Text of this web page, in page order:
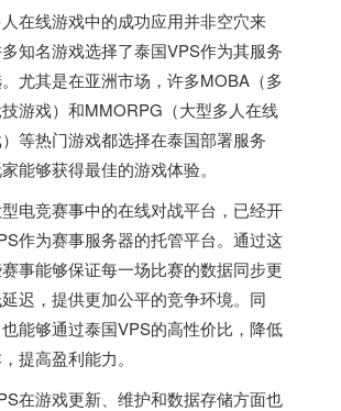
在线游戏中的成功应用并非空穴来
知名游戏选择了泰国VPS作为其服务
尤其是在亚洲市场，许多MOBA（多
游戏）和MMORPG（大型多人在线
等热门游戏都选择在泰国部署服务
能够获得最佳的游戏体验。
电竞赛事中的在线对战平台，已经开
作为赛事服务器的托管平台。通过这
事能够保证每一场比赛的数据同步更
迟，提供更加公平的竞争环境。同
能够通过泰国VPS的高性价比，降低
提高盈利能力。
在游戏更新、维护和数据存储方面也